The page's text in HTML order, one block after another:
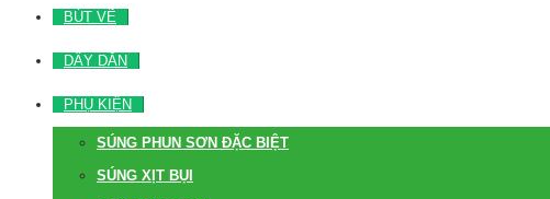
BÚT VẼ
DÂY DẪN
PHỤ KIỆN
SÚNG PHUN SƠN ĐẶC BIỆT
SÚNG XỊT BỤI